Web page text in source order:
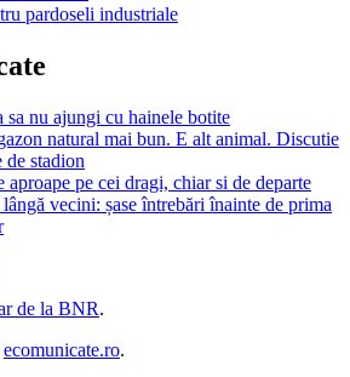
pardoseli industriale
sa nu ajungi cu hainele botite
natural mai bun. E alt animal. Discutie
de stadion
aproape pe cei dragi, chiar si de departe
vecini: șase întrebări înainte de prima
de la BNR.
ecomunicate.ro.